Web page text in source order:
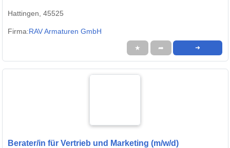
Hattingen, 45525
Firma:RAV Armaturen GmbH
★ ➦ ➜
Berater/in für Vertrieb und Marketing (m/w/d)